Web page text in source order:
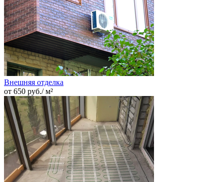
Внешняя отделка
от 650 руб./ м²